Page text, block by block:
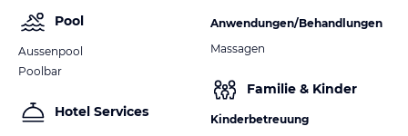
Pool
Aussenpool
Poolbar
Hotel Services
Anwendungen/Behandlungen
Massagen
Familie & Kinder
Kinderbetreuung